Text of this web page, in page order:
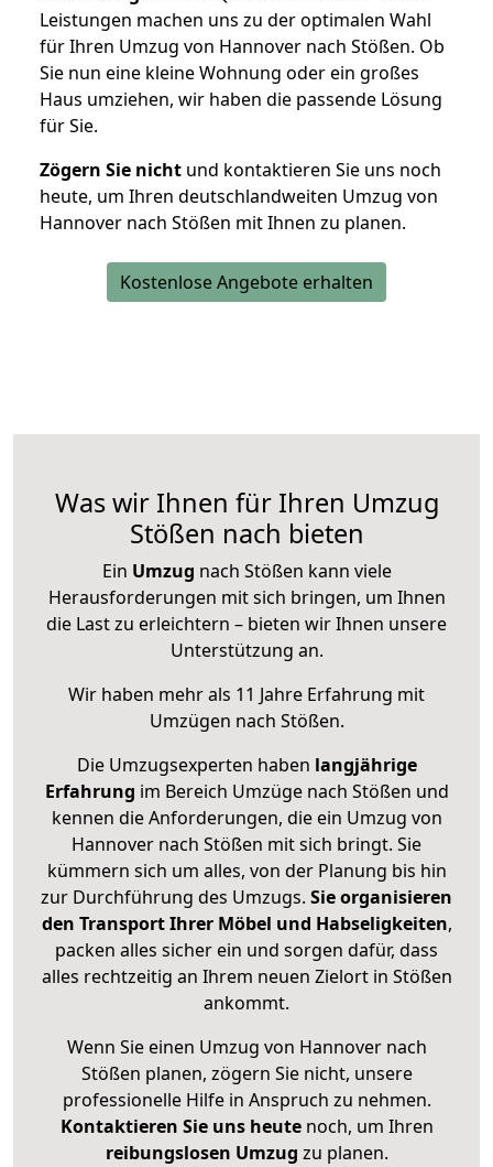
Leistungen machen uns zu der optimalen Wahl
für Ihren Umzug von Hannover nach Stößen. Ob
Sie nun eine kleine Wohnung oder ein großes
Haus umziehen, wir haben die passende Lösung
für Sie.
Zögern Sie nicht und kontaktieren Sie uns noch
heute, um Ihren deutschlandweiten Umzug von
Hannover nach Stößen mit Ihnen zu planen.
Kostenlose Angebote erhalten
Was wir Ihnen für Ihren Umzug
Stößen nach bieten
Ein Umzug nach Stößen kann viele
Herausforderungen mit sich bringen, um Ihnen
die Last zu erleichtern – bieten wir Ihnen unsere
Unterstützung an.
Wir haben mehr als 11 Jahre Erfahrung mit
Umzügen nach Stößen.
Die Umzugsexperten haben langjährige
Erfahrung im Bereich Umzüge nach Stößen und
kennen die Anforderungen, die ein Umzug von
Hannover nach Stößen mit sich bringt. Sie
kümmern sich um alles, von der Planung bis hin
zur Durchführung des Umzugs. Sie organisieren
den Transport Ihrer Möbel und Habseligkeiten,
packen alles sicher ein und sorgen dafür, dass
alles rechtzeitig an Ihrem neuen Zielort in Stößen
ankommt.
Wenn Sie einen Umzug von Hannover nach
Stößen planen, zögern Sie nicht, unsere
professionelle Hilfe in Anspruch zu nehmen.
Kontaktieren Sie uns heutenoch, um Ihren
reibungslosen Umzug zu planen.